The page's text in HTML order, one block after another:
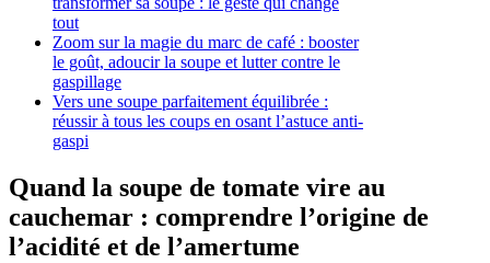
tout
Zoom sur la magie du marc de café : booster
le goût, adoucir la soupe et lutter contre le
gaspillage
Vers une soupe parfaitement équilibrée :
réussir à tous les coups en osant l’astuce anti-
gaspi
Quand la soupe de tomate vire au
cauchemar : comprendre l’origine de
l’acidité et de l’amertume